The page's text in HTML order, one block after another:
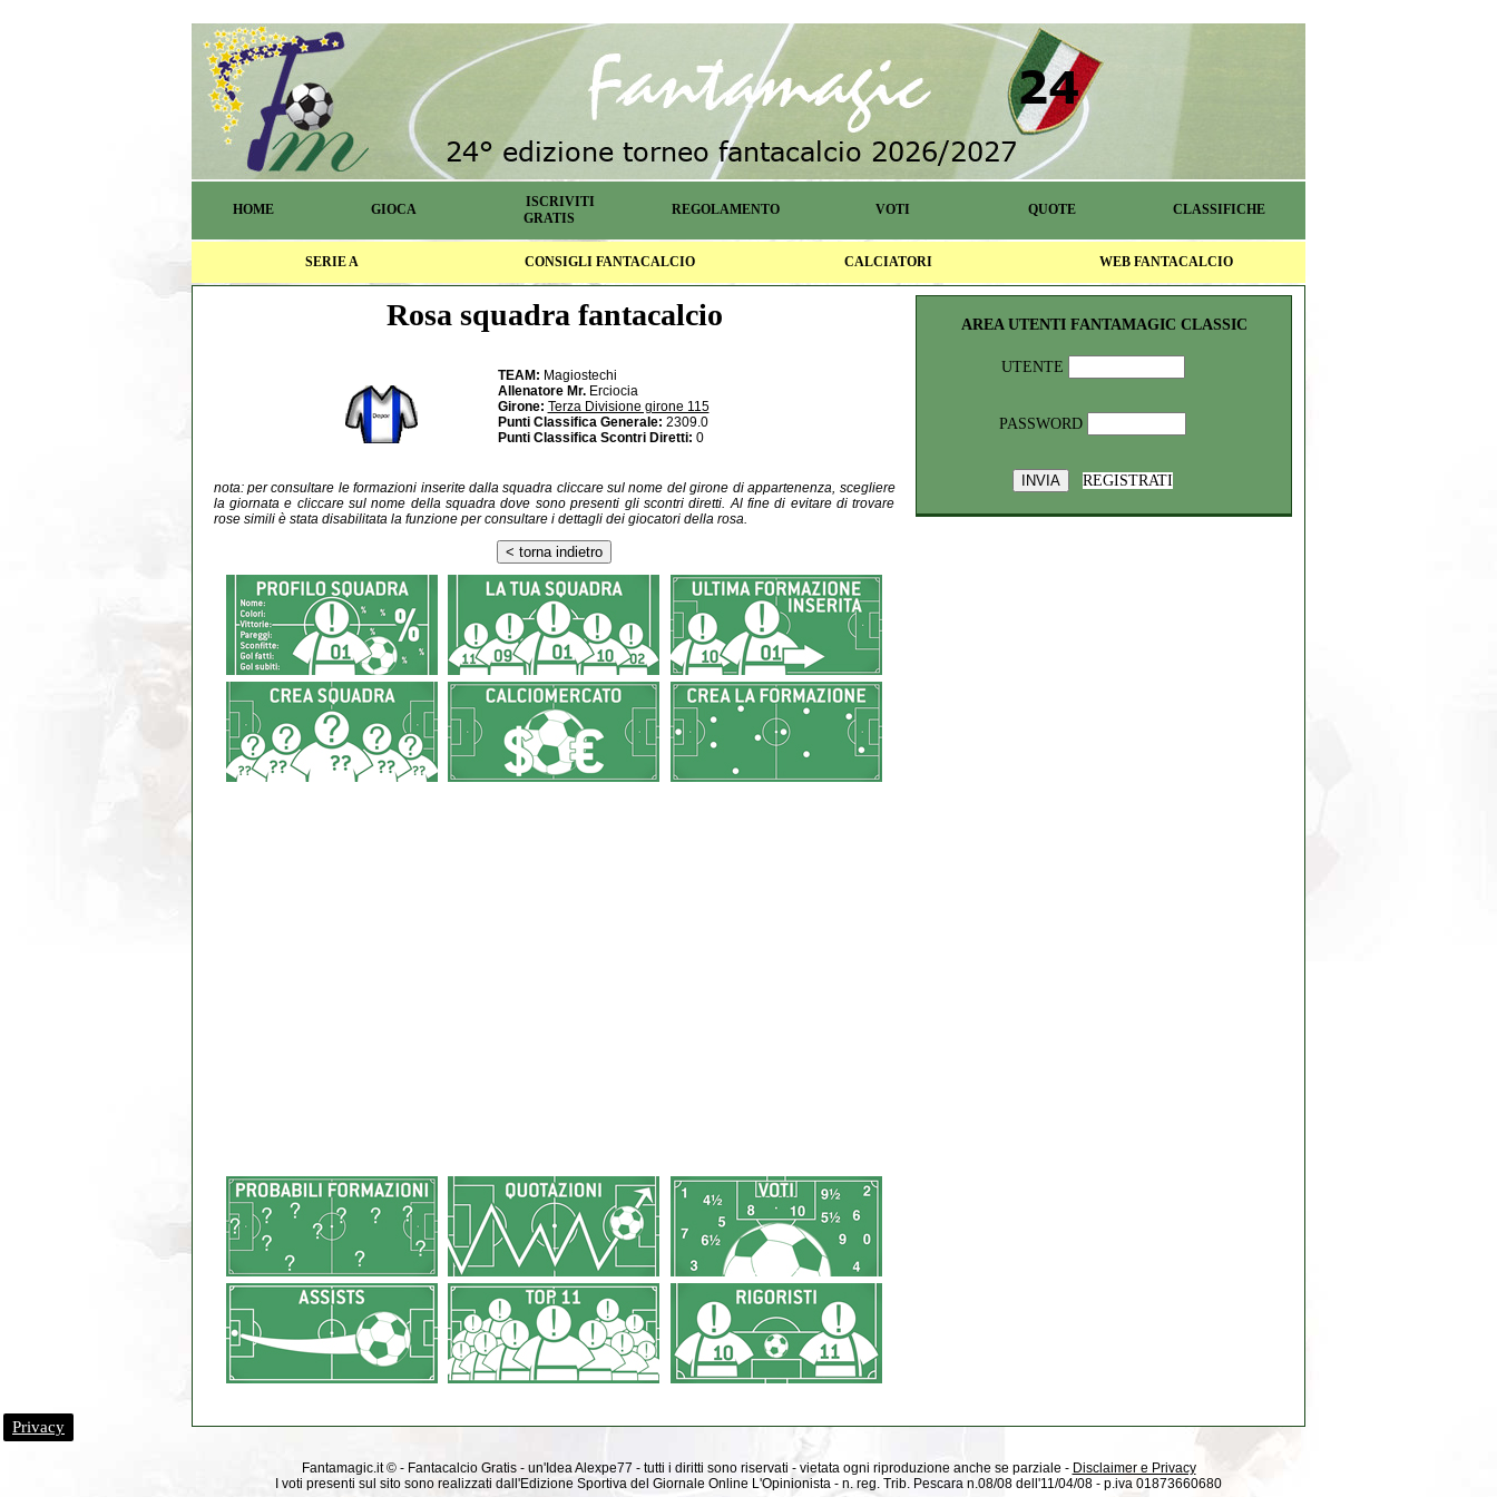
HOME GIOCA
ISCRIVITI
GRATIS
REGOLAMENTO VOTI QUOTE CLASSIFICHE
SERIE A CONSIGLI FANTACALCIO CALCIATORI WEB FANTACALCIO
Rosa squadra fantacalcio
TEAM: Magiostechi
Allenatore Mr. Erciocia
Girone: Terza Divisione girone 115
Punti Classifica Generale: 2309.0
Punti Classifica Scontri Diretti: 0
nota: per consultare le formazioni inserite dalla squadra cliccare sul nome del girone di appartenenza, scegliere
la giornata e cliccare sul nome della squadra dove sono presenti gli scontri diretti. Al fine di evitare di trovare
rose simili è stata disabilitata la funzione per consultare i dettagli dei giocatori della rosa.
AREA UTENTI FANTAMAGIC CLASSIC
UTENTE
PASSWORD
REGISTRATI
Fantamagic.it © - Fantacalcio Gratis - un'Idea Alexpe77 - tutti i diritti sono riservati - vietata ogni riproduzione anche se parziale - Disclaimer e Privacy
I voti presenti sul sito sono realizzati dall'Edizione Sportiva del Giornale Online L'Opinionista - n. reg. Trib. Pescara n.08/08 dell'11/04/08 - p.iva 01873660680
Privacy